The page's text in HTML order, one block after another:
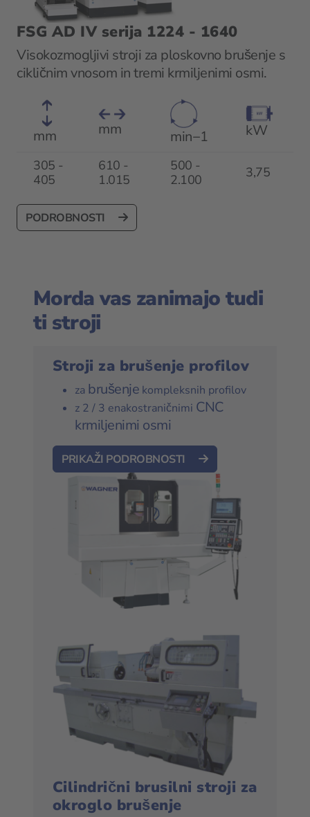
FSG AD IV serija 1224 - 1640
Visokozmogljivi stroji za ploskovno brušenje s
cikličnim vnosom in tremi krmiljenimi osmi.
mm mm min−1 kW
305 -
405
610 -
1.015
500 -
2.100
3,75
PODROBNOSTI
Morda vas zanimajo tudi
ti stroji
Stroji za brušenje profilov
za brušenje kompleksnih profilov
z 2 / 3 enakostraničnimi CNC
krmiljenimi osmi
PRIKAŽI PODROBNOSTI
Cilindrični brusilni stroji za
okroglo brušenje